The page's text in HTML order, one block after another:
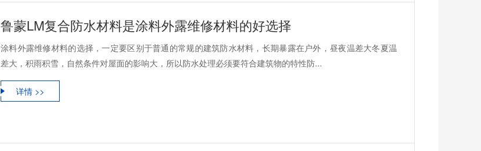
鲁蒙LM复合防水材料是涂料外露维修材料的好选择
涂料外露维修材料的选择，一定要区别于普通的常规的建筑防水材料，长期暴露在户外，昼夜温差大冬夏温
差大，积雨积雪，自然条件对屋面的影响大，所以防水处理必须要符合建筑物的特性防...
详情 >>